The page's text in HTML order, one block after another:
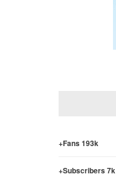
Fans 193k+
Subscribers 7k+